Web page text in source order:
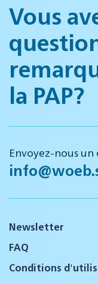
Vous
la PAP?
Envoyez-nous un
Newsletter
FAQ
Conditions